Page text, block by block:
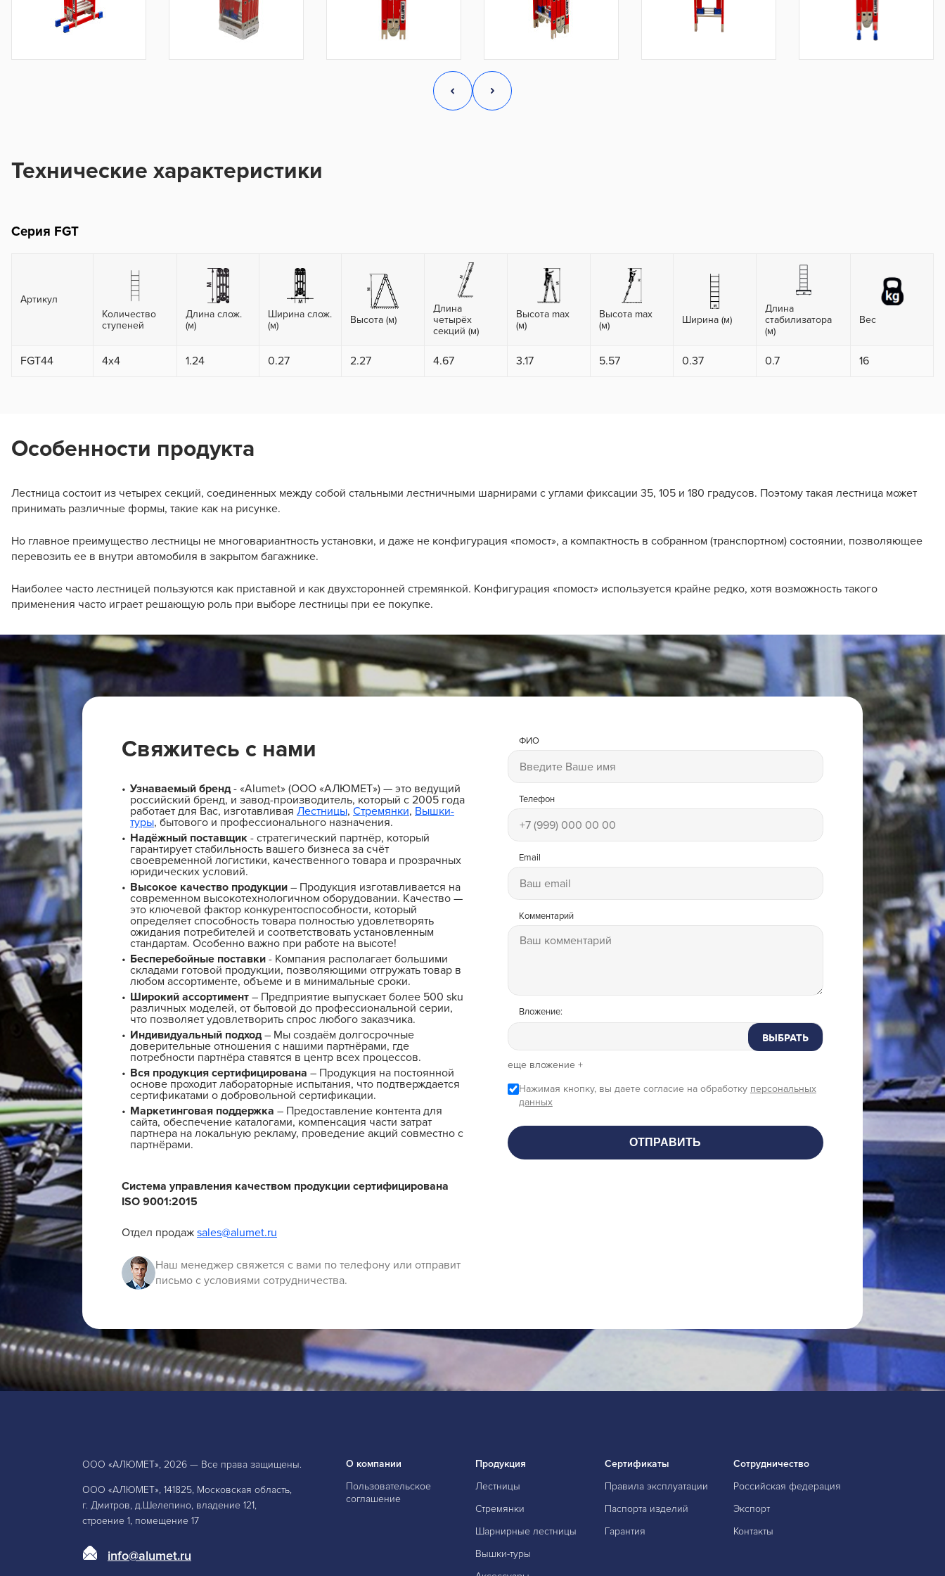
Технические характеристики
Серия FGT
Артикул
Количество
ступеней
Длина слож.
(м)
Ширина слож.
(м)
Высота (м)
Длина
четырёх
секций (м)
Высота max
(м)
Высота max
(м)
Ширина (м)
Длина
стабилизатора
(м)
Вес
FGT44 4x4 1.24 0.27 2.27 4.67 3.17 5.57 0.37 0.7 16
Особенности продукта
Лестница состоит из четырех секций, соединенных между собой стальными лестничными шарнирами с углами фиксации 35, 105 и 180 градусов. Поэтому такая лестница может
принимать различные формы, такие как на рисунке.
Но главное преимущество лестницы не многовариантность установки, и даже не конфигурация «помост», а компактность в собранном (транспортном) состоянии, позволяющее
перевозить ее в внутри автомобиля в закрытом багажнике.
Наиболее часто лестницей пользуются как приставной и как двухсторонней стремянкой. Конфигурация «помост» используется крайне редко, хотя возможность такого
применения часто играет решающую роль при выборе лестницы при ее покупке.
Свяжитесь с нами
Узнаваемый бренд - «Alumet» (ООО «АЛЮМЕТ») — это ведущий
российский бренд, и завод-производитель, который с 2005 года
работает для Вас, изготавливая Лестницы, Стремянки, Вышки-
туры, бытового и профессионального назначения.
Надёжный поставщик - стратегический партнёр, который
гарантирует стабильность вашего бизнеса за счёт
своевременной логистики, качественного товара и прозрачных
юридических условий.
Высокое качество продукции – Продукция изготавливается на
современном высокотехнологичном оборудовании. Качество —
это ключевой фактор конкурентоспособности, который
определяет способность товара полностью удовлетворять
ожидания потребителей и соответствовать установленным
стандартам. Особенно важно при работе на высоте!
Бесперебойные поставки - Компания располагает большими
складами готовой продукции, позволяющими отгружать товар в
любом ассортименте, объеме и в минимальные сроки.
Широкий ассортимент – Предприятие выпускает более 500 sku
различных моделей, от бытовой до профессиональной серии,
что позволяет удовлетворить спрос любого заказчика.
Индивидуальный подход – Мы создаём долгосрочные
доверительные отношения с нашими партнёрами, где
потребности партнёра ставятся в центр всех процессов.
Вся продукция сертифицирована – Продукция на постоянной
основе проходит лабораторные испытания, что подтверждается
сертификатами о добровольной сертификации.
Маркетинговая поддержка – Предоставление контента для
сайта, обеспечение каталогами, компенсация части затрат
партнера на локальную рекламу, проведение акций совместно с
партнёрами.
Система управления качеством продукции сертифицирована
ISO 9001:2015
Отдел продаж sales@alumet.ru
Наш менеджер свяжется с вами по телефону или отправит
письмо с условиями сотрудничества.
ФИО
Телефон
Email
Комментарий
Вложение:
ВЫБРАТЬ
еще вложение +
Нажимая кнопку, вы даете согласие на обработку персональных
данных
ОТПРАВИТЬ
ООО «АЛЮМЕТ», 2026 — Все права защищены.
ООО «АЛЮМЕТ», 141825, Московская область,
г. Дмитров, д.Шелепино, владение 121,
строение 1, помещение 17
info@alumet.ru
О компании
Пользовательское
соглашение
Продукция
Лестницы
Стремянки
Шарнирные лестницы
Вышки-туры
Сертификаты
Правила эксплуатации
Паспорта изделий
Гарантия
Сотрудничество
Российская федерация
Экспорт
Контакты